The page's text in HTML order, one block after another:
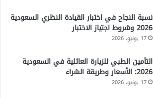
نسبة النجاح في اختبار القيادة النظري السعودية
2026 وشروط اجتياز الاختبار
17 يونيو، 2026
التأمين الطبي للزيارة العائلية في السعودية
2026: الأسعار وطريقة الشراء
17 يونيو، 2026